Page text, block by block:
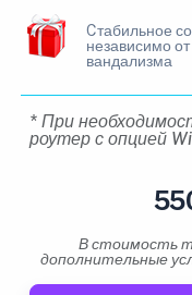
Cтабильное
независимо
вандализма
* При
роутер с опцией
В стоимость
дополнительные